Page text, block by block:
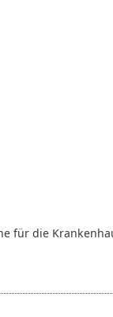
für die